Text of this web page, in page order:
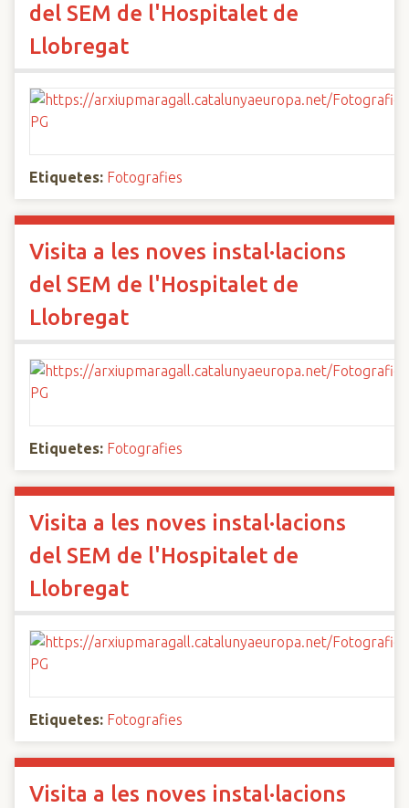
del SEM de l'Hospitalet de
Llobregat
Etiquetes: Fotografies
Visita a les noves instal·lacions
del SEM de l'Hospitalet de
Llobregat
Etiquetes: Fotografies
Visita a les noves instal·lacions
del SEM de l'Hospitalet de
Llobregat
Etiquetes: Fotografies
Visita a les noves instal·lacions